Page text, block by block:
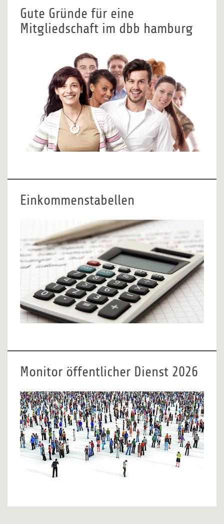
Gute Gründe für eine
Mitgliedschaft im dbb hamburg
Einkommenstabellen
Monitor öffentlicher Dienst 2026